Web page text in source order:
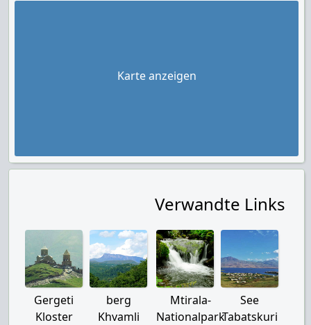
Karte anzeigen
Verwandte Links
Gergeti
Kloster
berg
Khvamli
Mtirala-
Nationalpark
See
Tabatskuri